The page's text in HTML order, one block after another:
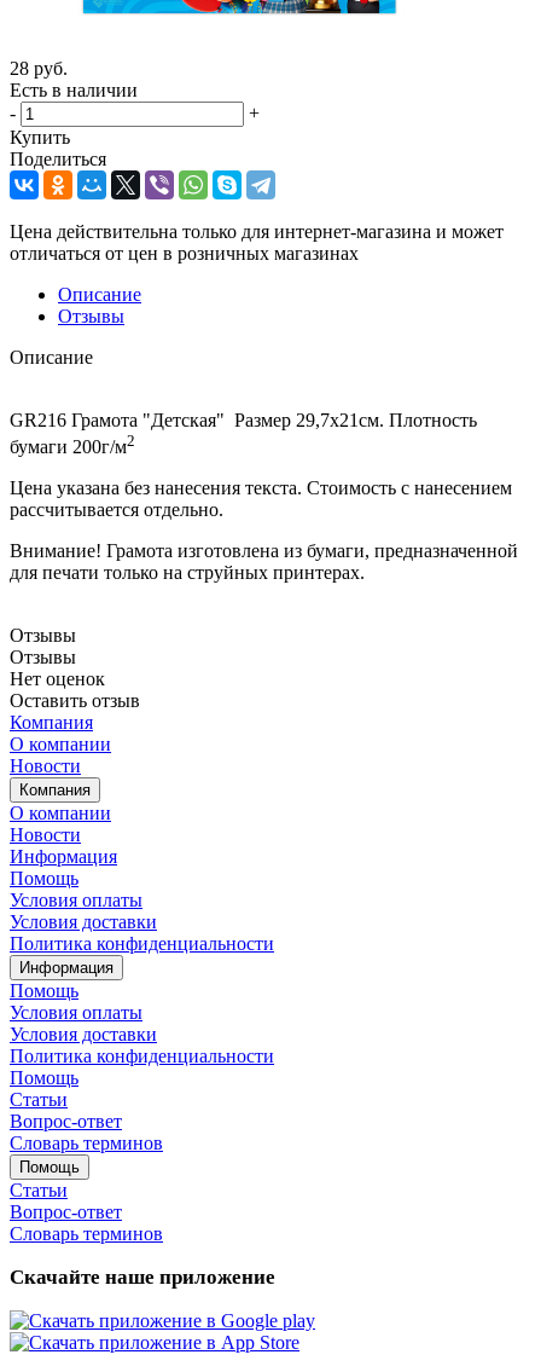
28 руб.
Есть в наличии
-
+
Купить
Поделиться
Цена действительна только для интернет-магазина и может
отличаться от цен в розничных магазинах
Описание
Отзывы
Описание
GR216 Грамота "Детская" Размер 29,7x21см. Плотность
бумаги 200г/м2
Цена указана без нанесения текста. Стоимость с нанесением
рассчитывается отдельно.
Внимание! Грамота изготовлена из бумаги, предназначенной
для печати только на струйных принтерах.
Отзывы
Отзывы
Нет оценок
Оставить отзыв
Компания
О компании
Новости
Компания
О компании
Новости
Информация
Помощь
Условия оплаты
Условия доставки
Политика конфиденциальности
Информация
Помощь
Условия оплаты
Условия доставки
Политика конфиденциальности
Помощь
Статьи
Вопрос-ответ
Словарь терминов
Помощь
Статьи
Вопрос-ответ
Словарь терминов
Скачайте наше приложение